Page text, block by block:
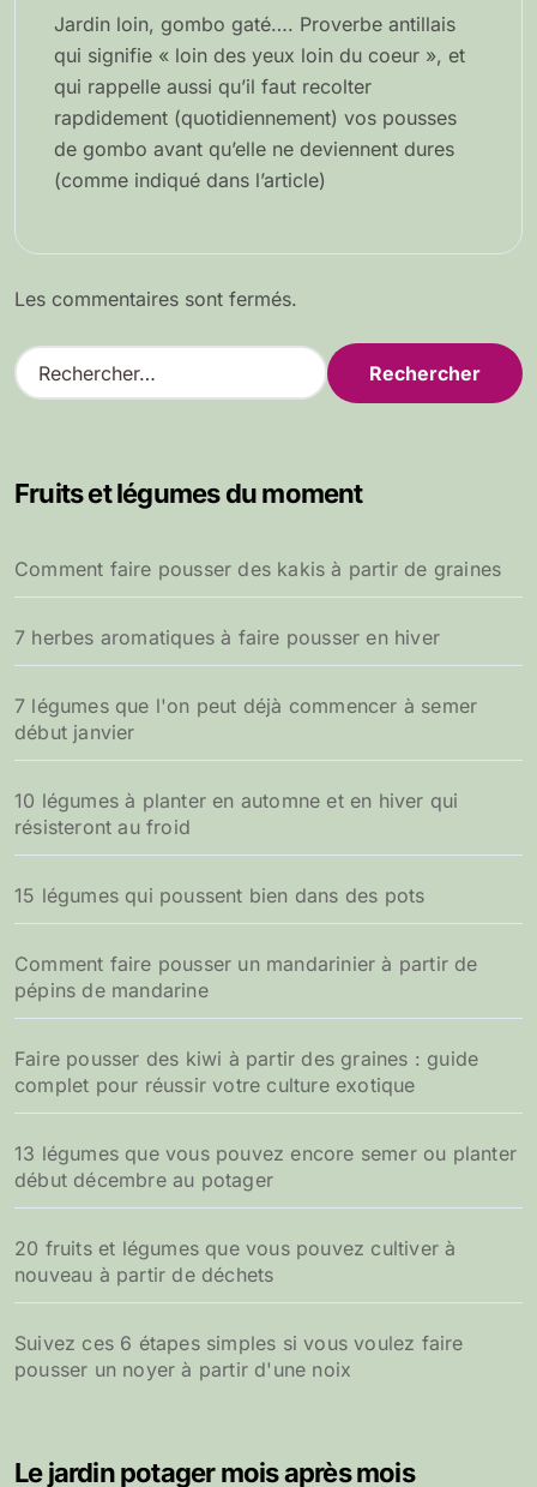
Jardin loin, gombo gaté…. Proverbe antillais
qui signifie « loin des yeux loin du coeur », et
qui rappelle aussi qu’il faut recolter
rapdidement (quotidiennement) vos pousses
de gombo avant qu’elle ne deviennent dures
(comme indiqué dans l’article)
Les commentaires sont fermés.
R
e
r
e
r
:
Fruits et légumes du moment
Comment faire pousser des kakis à partir de graines
7 herbes aromatiques à faire pousser en hiver
7 légumes que l'on peut déjà commencer à semer
début janvier
10 légumes à planter en automne et en hiver qui
résisteront au froid
15 légumes qui poussent bien dans des pots
Comment faire pousser un mandarinier à partir de
pépins de mandarine
Faire pousser des kiwi à partir des graines : guide
complet pour réussir votre culture exotique
13 légumes que vous pouvez encore semer ou planter
début décembre au potager
20 fruits et légumes que vous pouvez cultiver à
nouveau à partir de déchets
Suivez ces 6 étapes simples si vous voulez faire
pousser un noyer à partir d'une noix
Le jardin potager mois après mois